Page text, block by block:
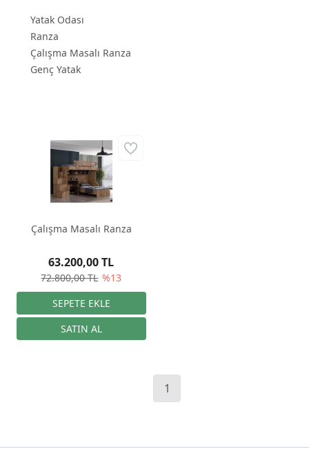
Yatak Odası
Ranza
Çalışma Masalı Ranza
Genç Yatak
Çalışma Masalı Ranza
72.800,00 TL %13
63.200,00 TL
1